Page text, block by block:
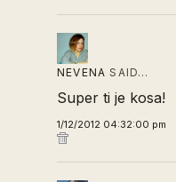
NEVENA SAID…
Super ti je kosa!
1/12/2012 04:32:00 pm